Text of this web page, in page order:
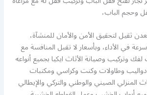
وحجم الباب،
ثقيل لتحقيق الأمن والأمان للمنشآة،
في الأداء، وبأسعار لا تقبل المنافسة مع
وتركيب وصيانة الأثاث ايكيا بجميع أنواعه
وطاولات وكنت وكراسي ومكتبات
المنزلي الصيني والوطني والتركي والإيطالي